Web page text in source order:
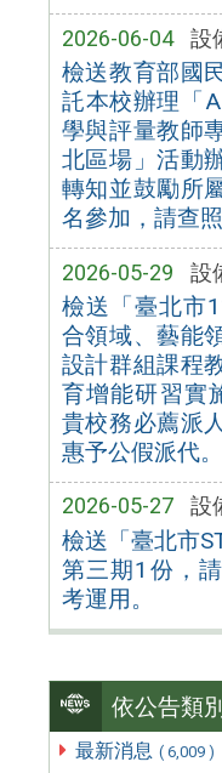
2026-06-04 設
檢送教育部國
託本校辦理「
學與評量教師
北區場」活動
轉知並鼓勵所
名參加，請查照
2026-05-29 設
檢送「臺北市
合領域、藝能
設計群組課程
育增能研習實
貴校務必薦派
惠予公假派代。
2026-05-27 設
檢送「臺北市
第三期1份，
考運用。
依公告類
最新消息 ( 6,009 )